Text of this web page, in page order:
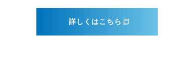
詳しくはこちら